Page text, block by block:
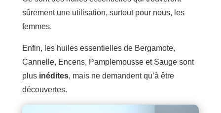
sûrement une utilisation, surtout pour nous, les
femmes.
Enfin, les huiles essentielles de Bergamote,
Cannelle, Encens, Pamplemousse et Sauge sont
plus inédites, mais ne demandent qu’à être
découvertes.